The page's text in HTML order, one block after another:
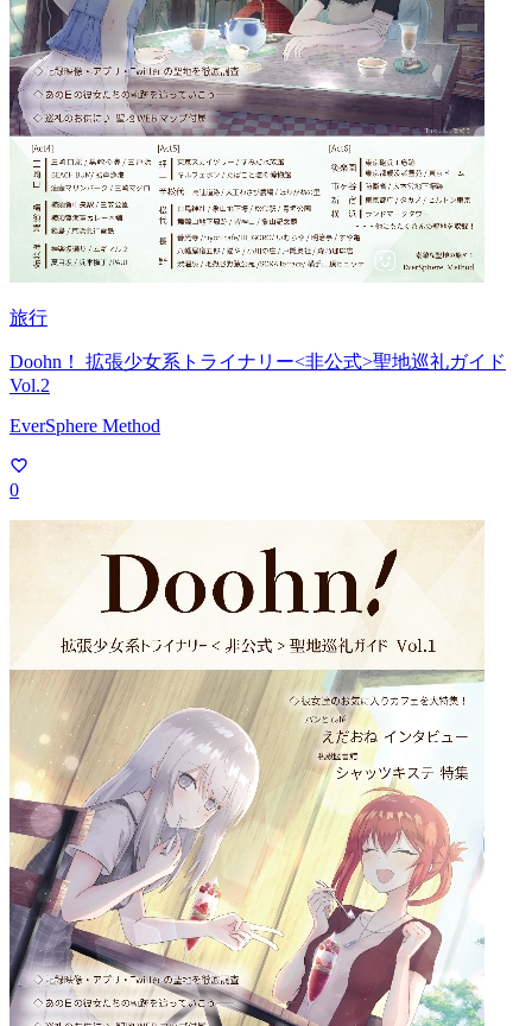
旅行
Doohn！ 拡張少女系トライナリー<非公式>聖地巡礼ガイド
Vol.2
EverSphere Method
0